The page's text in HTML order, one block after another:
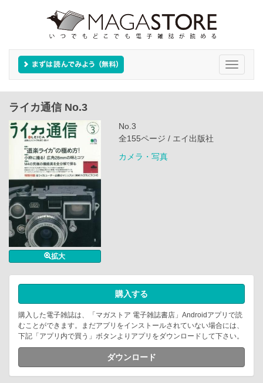
Toggle
ライカ通信 No.3
拡大
No.3
全155ページ / エイ出版社
カメラ・写真
購入する
購入した電子雑誌は、「マガストア 電子雑誌書店」Androidアプリで読
むことができます。まだアプリをインストールされていない場合には、
下記「アプリ内で買う」ボタンよりアプリをダウンロードして下さい。
ダウンロード